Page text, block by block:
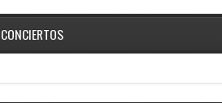
CONCIERTOS